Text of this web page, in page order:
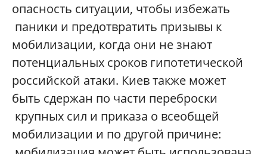
опасность ситуации, чтобы избежать
паники и предотвратить призывы к
мобилизации, когда они не знают
потенциальных сроков гипотетической
российской атаки. Киев также может
быть сдержан по части переброски
крупных сил и приказа о всеобщей
мобилизации и по другой причине: